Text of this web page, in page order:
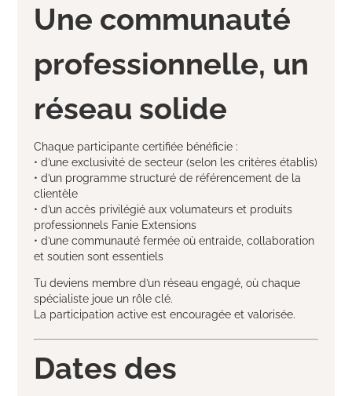
Une communauté
professionnelle, un
réseau solide
Chaque participante certifiée bénéficie :
• d’une exclusivité de secteur (selon les critères établis)
• d’un programme structuré de référencement de la
clientèle
• d’un accès privilégié aux volumateurs et produits
professionnels Fanie Extensions
• d’une communauté fermée où entraide, collaboration
et soutien sont essentiels
Tu deviens membre d’un réseau engagé, où chaque
spécialiste joue un rôle clé.
La participation active est encouragée et valorisée.
Dates des